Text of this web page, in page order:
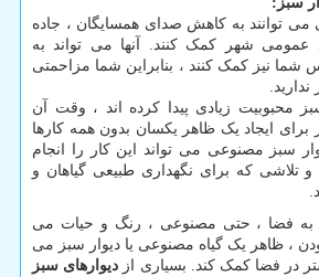
می توانند به کاهش صدای همسایگان ، جاده
شهر کمک کنند. آنها می تواند به
نیز کمک کنند ، بنابراین شما مزاحمتی
محبوبیت زیادی پیدا کرده اند ، وقت آن
ایجاد یک ظاهر یکسان بدون همه کارها
سبز مصنوعی می تواند این کار را انجام
تلاشی که برای نگهداری طبیعی گیاهان و
به فضا ، حتی مصنوعی ، رنگ و حیات می
، ظاهر یک گیاه مصنوعی یا دیوار سبز می
در فضا کمک کند. بسیاری از دیوارهای سبز